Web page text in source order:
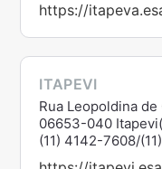
https://
ITAPEVI
Rua Leopoldina
06653-040
(11) 4142-7608/